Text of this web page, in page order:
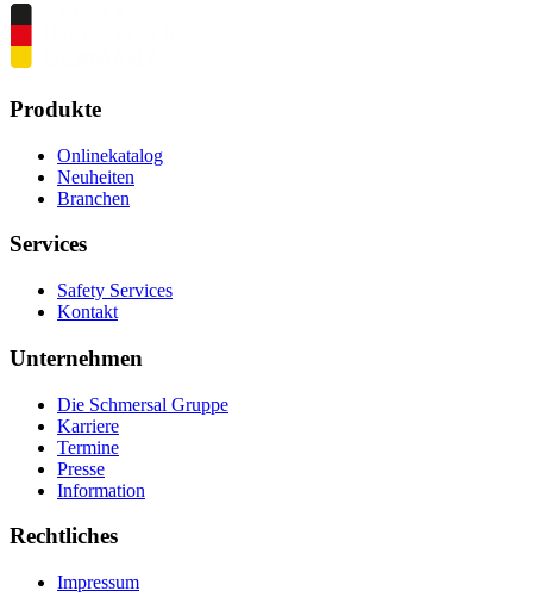
Produkte
Onlinekatalog
Neuheiten
Branchen
Services
Safety Services
Kontakt
Unternehmen
Die Schmersal Gruppe
Karriere
Termine
Presse
Information
Rechtliches
Impressum